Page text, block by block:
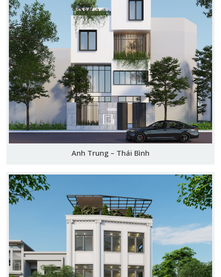
Anh Trung – Thái Bình